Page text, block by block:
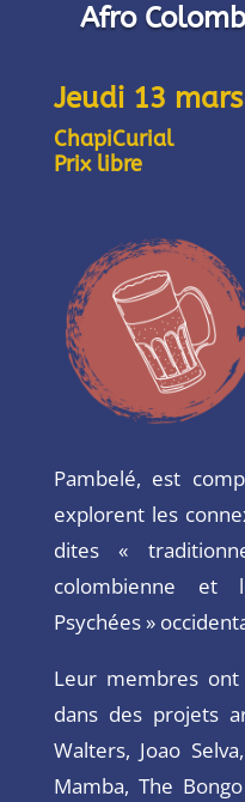
Afro
Jeudi 13
ChapiCurial
Prix libre
Pambelé, est
explorent les
dites «
colombienne et
Psychées »
Leur membres
dans des projets
Walters, Joao Selva,
Mamba, The